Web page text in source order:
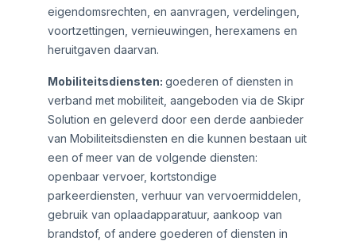
eigendomsrechten, en aanvragen, verdelingen,
voortzettingen, vernieuwingen, herexamens en
heruitgaven daarvan.
Mobiliteitsdiensten: goederen of diensten in
verband met mobiliteit, aangeboden via de Skipr
Solution en geleverd door een derde aanbieder
van Mobiliteitsdiensten en die kunnen bestaan uit
een of meer van de volgende diensten:
openbaar vervoer, kortstondige
parkeerdiensten, verhuur van vervoermiddelen,
gebruik van oplaadapparatuur, aankoop van
brandstof, of andere goederen of diensten in